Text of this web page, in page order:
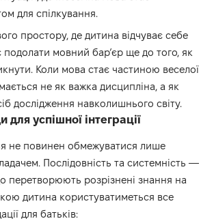
для спілкування.
простору, де дитина відчуває себе
подолати мовний бар’єр ще до того, як
Коли мова стає частиною веселої
не як важка дисципліна, а як
дослідження навколишнього світу.
для успішної інтеграції
не повинен обмежуватися лише
Послідовність та системність —
перетворюють розрізнені знання на
дитина користуватиметься все
для батьків: